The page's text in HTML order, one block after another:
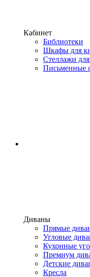
Кабинет
Библиотеки
Шкафы для
Стеллажи
Письменные
Диваны
Прямые
Угловые
Кухонные
Премиум
Детские
Кресла